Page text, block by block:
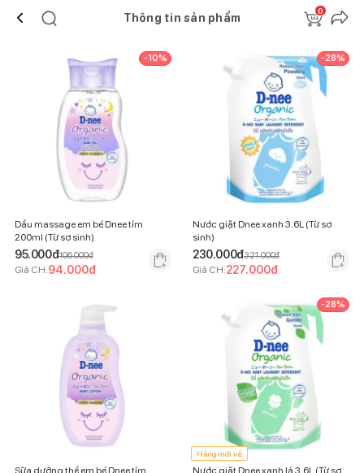
Thông tin sản phẩm
0
-10%
Dầu massage em bé Dnee tím
200ml (Từ sơ sinh)
95.000đ106.000đ
Giá CH:94.000đ
-28%
Nước giặt Dnee xanh 3.6L (Từ sơ
sinh)
230.000đ321.000đ
Giá CH:227.000đ
Sữa dưỡng thể em bé Dnee tím
-28%
Hàng mới về
Nước giặt Dnee xanh lá 3.6L (Từ sơ